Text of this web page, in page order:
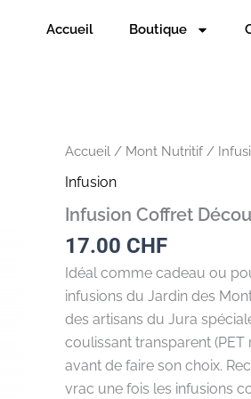
Accueil Boutique
Accueil / Mont Nutritif/
Infusion
Infusion Coffret
17.00 CHF
Idéal comme cadeau ou
infusions du Jardin des
des artisans du Jura
coulissant transparent
avant de faire son choix.
vrac une fois les infusions
quantité
Infusion
Découverte